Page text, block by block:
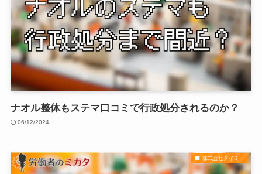
ナオル整体もステマ口コミで行政処分されるのか？
06/12/2024
株式会社タイミー